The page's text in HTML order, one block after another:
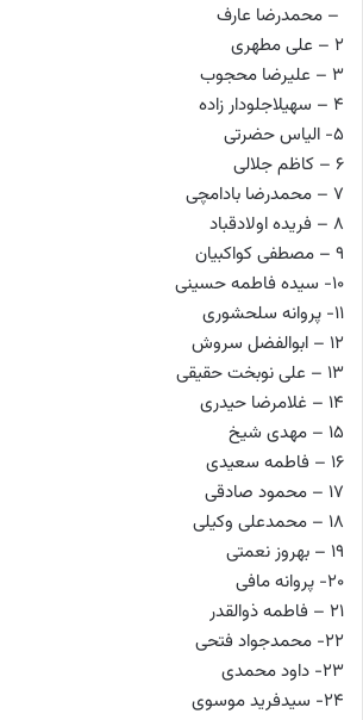
– محمدرضا عارف
2 – علی مطهری
3 – علیرضا محجوب
4 – سهیلاجلودار زاده
5- الیاس حضرتی
6 – کاظم جلالی
7 – محمدرضا بادامچی
8 – فریده اولادقباد
9 – مصطفی کواکبیان
10- سیده فاطمه حسینی
11- پروانه سلحشوری
12 – ابوالفضل سروش
13 – علی نوبخت حقیقی
14 – غلامرضا حیدری
15 – مهدی شیخ
16 – فاطمه سعیدی
17 – محمود صادقی
18 – محمدعلی وکیلی
19 – بهروز نعمتی
20- پروانه مافی
21 – فاطمه ذوالقدر
22- محمدجواد فتحی
23- داود محمدی
24- سیدفرید موسوی